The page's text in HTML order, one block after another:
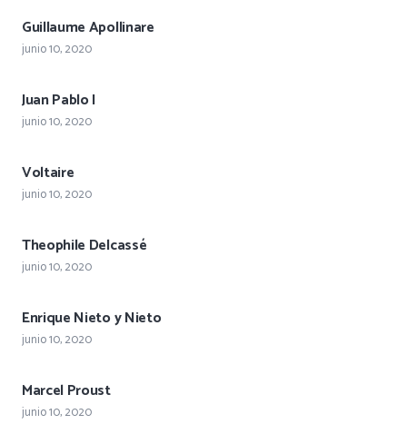
Guillaume Apollinare
junio 10, 2020
Juan Pablo I
junio 10, 2020
Voltaire
junio 10, 2020
Theophile Delcassé
junio 10, 2020
Enrique Nieto y Nieto
junio 10, 2020
Marcel Proust
junio 10, 2020